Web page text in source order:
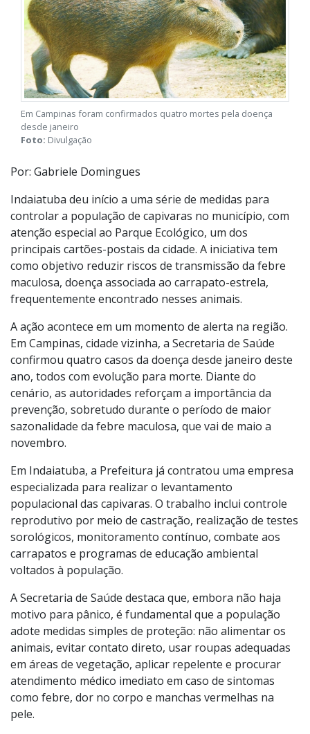
Em Campinas foram confirmados quatro mortes pela doença
desde janeiro
Por: Gabriele Domingues
Indaiatuba deu início a uma série de medidas para
controlar a população de capivaras no município, com
atenção especial ao Parque Ecológico, um dos
principais cartões-postais da cidade. A iniciativa tem
como objetivo reduzir riscos de transmissão da febre
maculosa, doença associada ao carrapato-estrela,
frequentemente encontrado nesses animais.
A ação acontece em um momento de alerta na região.
Em Campinas, cidade vizinha, a Secretaria de Saúde
confirmou quatro casos da doença desde janeiro deste
ano, todos com evolução para morte. Diante do
cenário, as autoridades reforçam a importância da
prevenção, sobretudo durante o período de maior
sazonalidade da febre maculosa, que vai de maio a
Em Indaiatuba, a Prefeitura já contratou uma empresa
especializada para realizar o levantamento
populacional das capivaras. O trabalho inclui controle
reprodutivo por meio de castração, realização de testes
sorológicos, monitoramento contínuo, combate aos
carrapatos e programas de educação ambiental
voltados à população.
A Secretaria de Saúde destaca que, embora não haja
motivo para pânico, é fundamental que a população
adote medidas simples de proteção: não alimentar os
animais, evitar contato direto, usar roupas adequadas
em áreas de vegetação, aplicar repelente e procurar
atendimento médico imediato em caso de sintomas
como febre, dor no corpo e manchas vermelhas na
pele.